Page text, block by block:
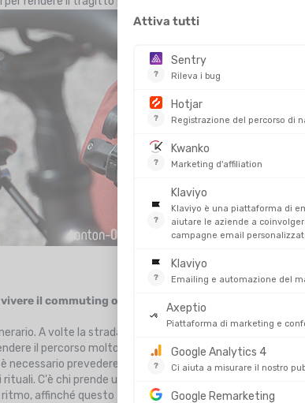
vivere il commuting ogni giorno è tutt'altra cosa.
A volte la strada più corta non è la più piacevole:
il percorso molto più fluido e sicuro. Poi viene la
necessario prevedere un lucchetto di alta qualità per
C'è chi prende un caffè appena arriva, chi si cambia
affinché questo tragitto diventi un momento